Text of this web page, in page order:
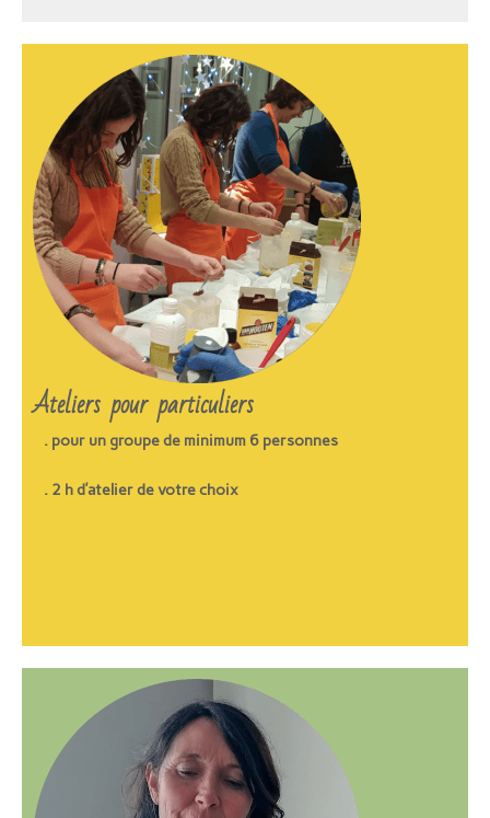
Ateliers pour particuliers
. pour un groupe de minimum 6 personnes
. 2 h d’atelier de votre choix